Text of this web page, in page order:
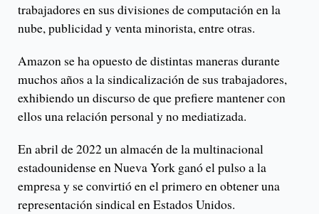
trabajadores en sus divisiones de computación en la
nube, publicidad y venta minorista, entre otras.
Amazon se ha opuesto de distintas maneras durante
muchos años a la sindicalización de sus trabajadores,
exhibiendo un discurso de que prefiere mantener con
ellos una relación personal y no mediatizada.
En abril de 2022 un almacén de la multinacional
estadounidense en Nueva York ganó el pulso a la
empresa y se convirtió en el primero en obtener una
representación sindical en Estados Unidos.